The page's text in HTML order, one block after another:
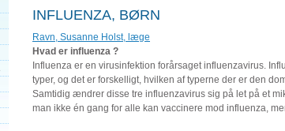
INFLUENZA, BØRN
Ravn, Susanne Holst, læge
Hvad er influenza ?
Influenza er en virusinfektion forårsaget influenzavirus.
typer, og det er forskelligt, hvilken af typerne der er den
Samtidig ændrer disse tre influenzavirus sig på let på et
man ikke én gang for alle kan vaccinere mod influenza,